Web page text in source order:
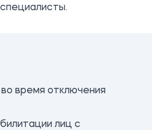
время отключения
лиц с